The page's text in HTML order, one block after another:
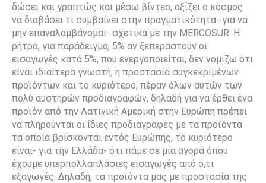
δώσει και γραπτώς και μέσω βίντεο, αξίζει ο κόσμος
να διαβάσει τι συμβαίνει στην πραγματικότητα -για να
μην επαναλαμβάνομαι- σχετικά με την MERCOSUR. Η
ρήτρα, για παράδειγμα, 5% αν ξεπεραστούν οι
εισαγωγές κατά 5%, που ενεργοποιείται, δεν νομίζω ότι
είναι ιδιαίτερα γνωστή, η προστασία συγκεκριμένων
προϊόντων και το κυριότερο, πέραν όλων αυτών των
πολύ αυστηρών προδιαγραφών, δηλαδή για να έρθει ένα
προϊόν από την Λατινική Αμερική στην Ευρώπη πρέπει
να πληρούνται οι ίδιες προδιαγραφές με τα προϊόντα
τα οποία βρίσκονται εντός Ευρώπης, το κυριότερο
είναι- για την Ελλάδα- ότι πάμε σε μία αγορά όπου
έχουμε υπερπολλαπλάσιες εισαγωγές από ό,τι
εξαγωγές. Δηλαδή, τα προϊόντα μας με προστασία της